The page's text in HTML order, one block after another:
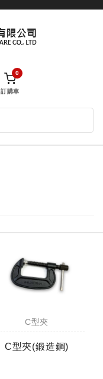
0
訂購車
C型夾
C型夾(鍛造鋼)